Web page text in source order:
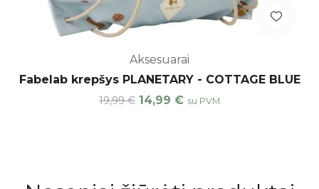
Aksesuarai
Fabelab krepšys PLANETARY - COTTAGE BLUE
19,99€ 14,99 € su PVM